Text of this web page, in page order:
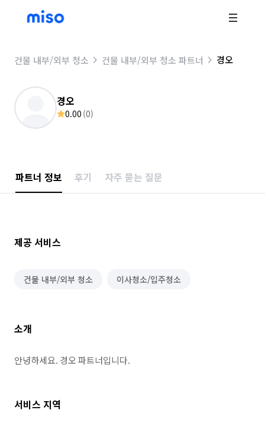
건물 내부/외부 청소 건물 내부/외부 청소 파트너 경오
경오
0.00 (0)
파트너 정보 후기 자주 묻는 질문
제공 서비스
건물 내부/외부 청소 이사청소/입주청소
소개
안녕하세요. 경오 파트너입니다.
서비스 지역